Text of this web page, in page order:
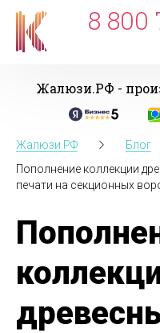
8 800
Жалюзи.РФ -
Жалюзи.РФ
Блог
Пополнение коллекции
печати на секционных